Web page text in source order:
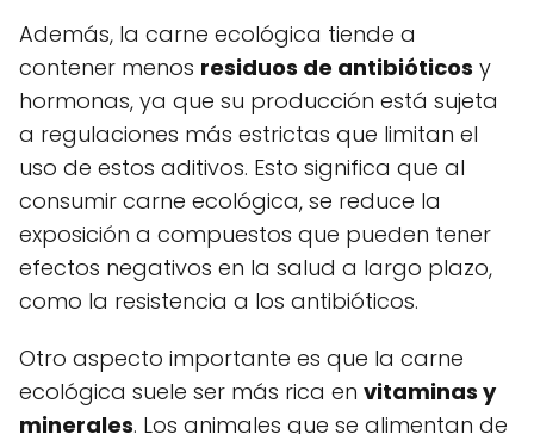
Además, la carne ecológica tiende a
contener menos residuos de antibióticos y
hormonas, ya que su producción está sujeta
a regulaciones más estrictas que limitan el
uso de estos aditivos. Esto significa que al
consumir carne ecológica, se reduce la
exposición a compuestos que pueden tener
efectos negativos en la salud a largo plazo,
como la resistencia a los antibióticos.
Otro aspecto importante es que la carne
ecológica suele ser más rica en vitaminas y
minerales. Los animales que se alimentan de